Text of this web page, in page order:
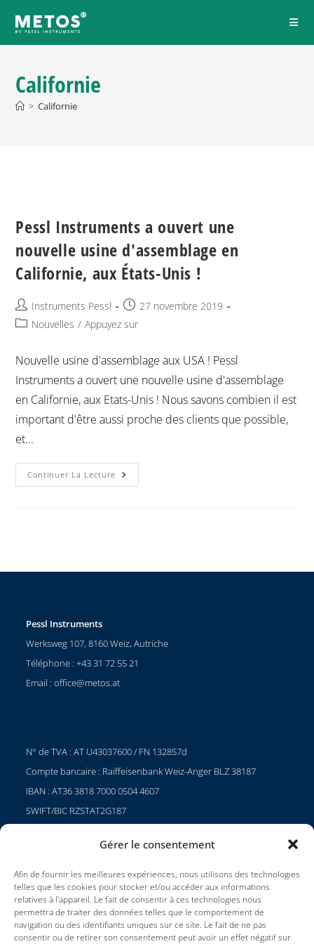
Gérer le consentement
Afin de fournir les meilleures expériences, nous utilisons des technologies
telles que les cookies pour stocker et/ou accéder aux informations
relatives à l'appareil. Le fait de consentir à ces technologies nous
permettra de traiter des données telles que le comportement de
navigation ou des identifiants uniques sur ce site. Le fait de ne pas
consentir ou de retirer son consentement peut avoir un effet négatif sur
Californie
> Californie
Pessl Instruments a ouvert une
nouvelle usine d'assemblage en
Californie, aux États-Unis !
Instruments Pessl
27 novembre 2019
Nouvelles / Appuyez sur
Nouvelle usine d'assemblage aux USA ! Pessl
Instruments a ouvert une nouvelle usine d'assemblage
en Californie, aux Etats-Unis ! Nous savons combien il est
important d'être aussi proche des clients que possible,
et...
Continuer La Lecture
Pessl Instruments
Werksweg 107, 8160 Weiz, Autriche
Téléphone : +43 31 72 55 21
Email :office@metos.at
N° de TVA : AT U43037600 / FN 132857d
Compte bancaire : Raiffeisenbank Weiz-Anger BLZ 38187
IBAN : AT36 3818 7000 0504 4607
SWIFT/BIC RZSTAT2G187
Projets
Carrières
Conditions d'utilisation
Impressum